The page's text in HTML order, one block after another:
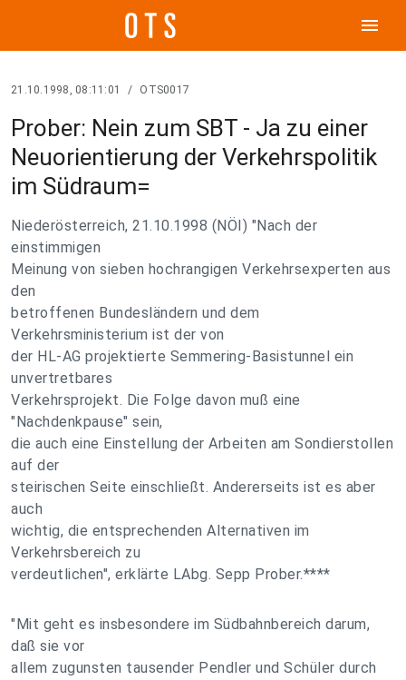
menu
21.10.1998, 08:11:01 / OTS0017
Prober: Nein zum SBT - Ja zu einer
Neuorientierung der Verkehrspolitik
im Südraum=
Niederösterreich, 21.10.1998 (NÖI) "Nach der
einstimmigen
Meinung von sieben hochrangigen Verkehrsexperten aus
den
betroffenen Bundesländern und dem
Verkehrsministerium ist der von
der HL-AG projektierte Semmering-Basistunnel ein
unvertretbares
Verkehrsprojekt. Die Folge davon muß eine
"Nachdenkpause" sein,
die auch eine Einstellung der Arbeiten am Sondierstollen
auf der
steirischen Seite einschließt. Andererseits ist es aber
auch
wichtig, die entsprechenden Alternativen im
Verkehrsbereich zu
verdeutlichen", erklärte LAbg. Sepp Prober.****
"Mit geht es insbesondere im Südbahnbereich darum,
daß sie vor
allem zugunsten tausender Pendler und Schüler durch